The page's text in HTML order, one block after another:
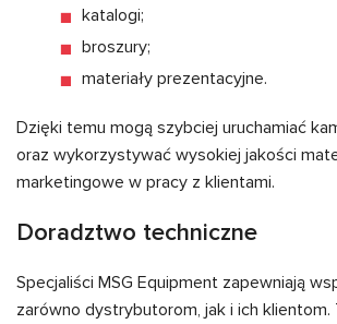
katalogi;
broszury;
materiały prezentacyjne.
Dzięki temu mogą szybciej uruchamiać
oraz wykorzystywać wysokiej jakości
marketingowe w pracy z klientami.
Doradztwo techniczne
Specjaliści MSG Equipment zapewniają
zarówno dystrybutorom, jak i ich klientom.